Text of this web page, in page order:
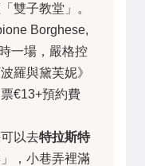
雙子教堂」。
Borghese,
一場，嚴格控
羅與黛芙妮》
€13+預約費
以去特拉斯特
，小巷弄裡滿